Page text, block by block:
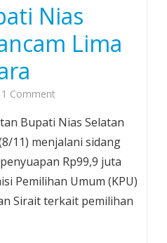
Nias
Lima
1 Comment
Bupati
Nias
Selatan
Terancam
Lima
Bupati Nias Selatan
11) menjalani sidang
Rp99,9 juta
Pemilihan Umum (KPU)
Sirait terkait pemilihan